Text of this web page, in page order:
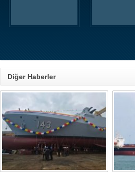
Diğer Haberler